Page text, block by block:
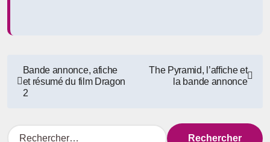
Navigation
de
l’article
Bande annonce, afiche
et résumé du film Dragon
2
The Pyramid, l’affiche et
la bande annonce
R